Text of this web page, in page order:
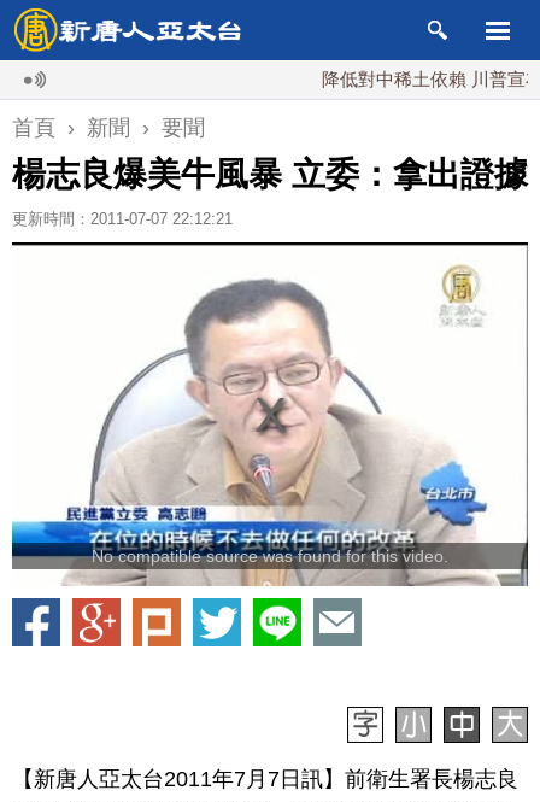
降低對中稀土依賴 川普宣布礦業
首頁 › 新聞 › 要聞
楊志良爆美牛風暴 立委：拿出證據
更新時間：2011-07-07 22:12:21
No compatible source was found for this video.
【新唐人亞太台2011年7月7日訊】前衛生署長楊志良